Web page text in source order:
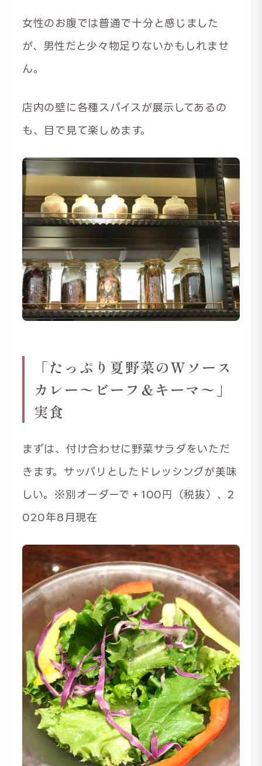
女性のお腹では普通で十分と感じました
が、男性だと少々物足りないかもしれませ
ん。
店内の壁に各種スパイスが展示してあるの
も、目で見て楽しめます。
「たっぷり夏野菜のWソース
カレー〜ビーフ＆キーマ〜」
実食
まずは、付け合わせに野菜サラダをいただ
きます。サッパリとしたドレッシングが美味
しい。※別オーダーで＋100円（税抜）、2
020年8月現在